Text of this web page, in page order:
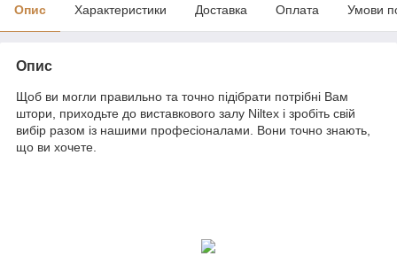
Опис Характеристики Доставка Оплата Умови
Опис
Щоб ви могли правильно та точно підібрати потрібні Вам
штори, приходьте до виставкового залу Niltex і зробіть свій
вибір разом із нашими професіоналами. Вони точно знають,
що ви хочете.